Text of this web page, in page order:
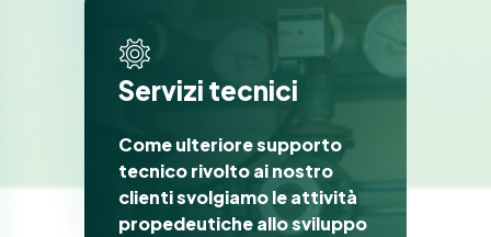
Servizi tecnici
Come ulteriore supporto
tecnico rivolto ai nostro
clienti svolgiamo le attività
propedeutiche allo sviluppo